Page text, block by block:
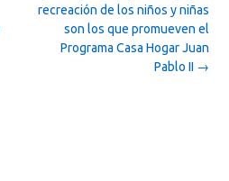
recreación de los niños y niñas
son los que promueven el
Programa Casa Hogar Juan
Pablo II →